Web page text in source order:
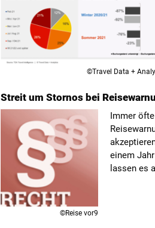
©Travel Data +
Streit um Stornos bei
©Reise vor9
Immer
einem
lassen es